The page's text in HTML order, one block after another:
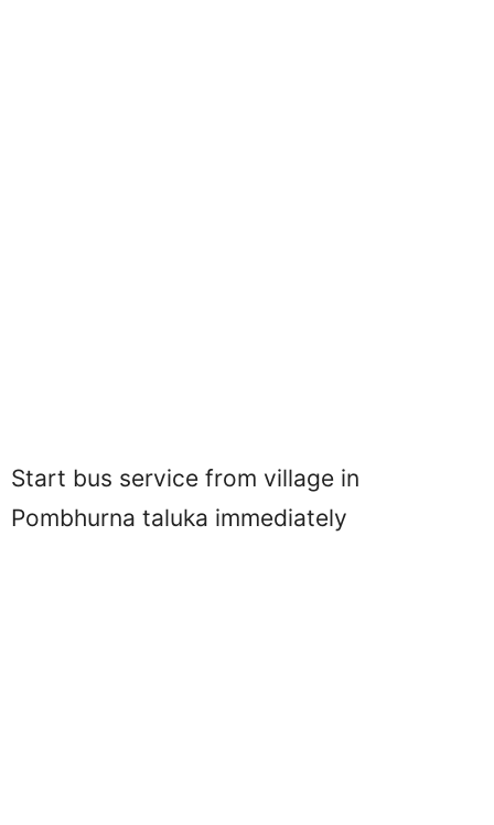
Start bus service from village in
Pombhurna taluka immediately